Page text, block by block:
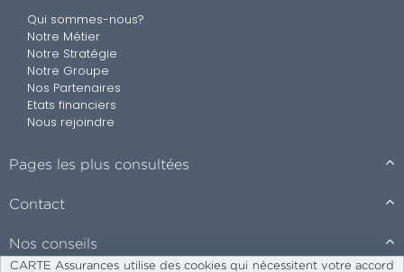
Qui sommes-nous?
Notre Métier
Notre Stratégie
Notre Groupe
Nos Partenaires
Etats financiers
Nous rejoindre
Pages les plus consultées
Contact
Nos conseils
CARTE Assurances utilise des cookies qui nécessitent votre accord